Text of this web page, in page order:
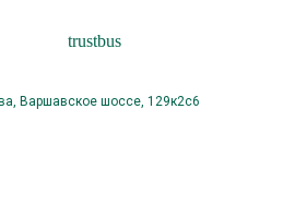
Варшавское шоссе, 129к2с6